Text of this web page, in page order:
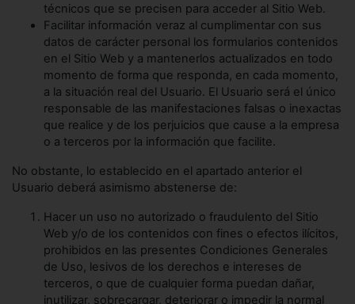
técnicos que se precisen para acceder al Sitio Web.
Facilitar información veraz al cumplimentar con sus
datos de carácter personal los formularios contenidos
en el Sitio Web y a mantenerlos actualizados en todo
momento de forma que responda, en cada momento,
a la situación real del Usuario. El Usuario será el único
responsable de las manifestaciones falsas o inexactas
que realice y de los perjuicios que cause a la empresa
o a terceros por la información que facilite.
No obstante, lo establecido en el apartado anterior el
Usuario deberá asimismo abstenerse de:
Hacer un uso no autorizado o fraudulento del Sitio
Web y/o de los contenidos con fines o efectos ilícitos,
prohibidos en las presentes Condiciones Generales
de Uso, lesivos de los derechos e intereses de
terceros, o que de cualquier forma puedan dañar,
inutilizar, sobrecargar, deteriorar o impedir la normal